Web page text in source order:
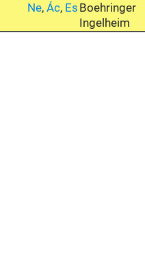
Ne,Ác, Es Boehringer
Ingelheim